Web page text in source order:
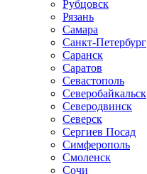
Рубцовск
Рязань
Самара
Санкт-Петербург
Саранск
Саратов
Севастополь
Северобайкальск
Северодвинск
Северск
Сергиев Посад
Симферополь
Смоленск
Сочи